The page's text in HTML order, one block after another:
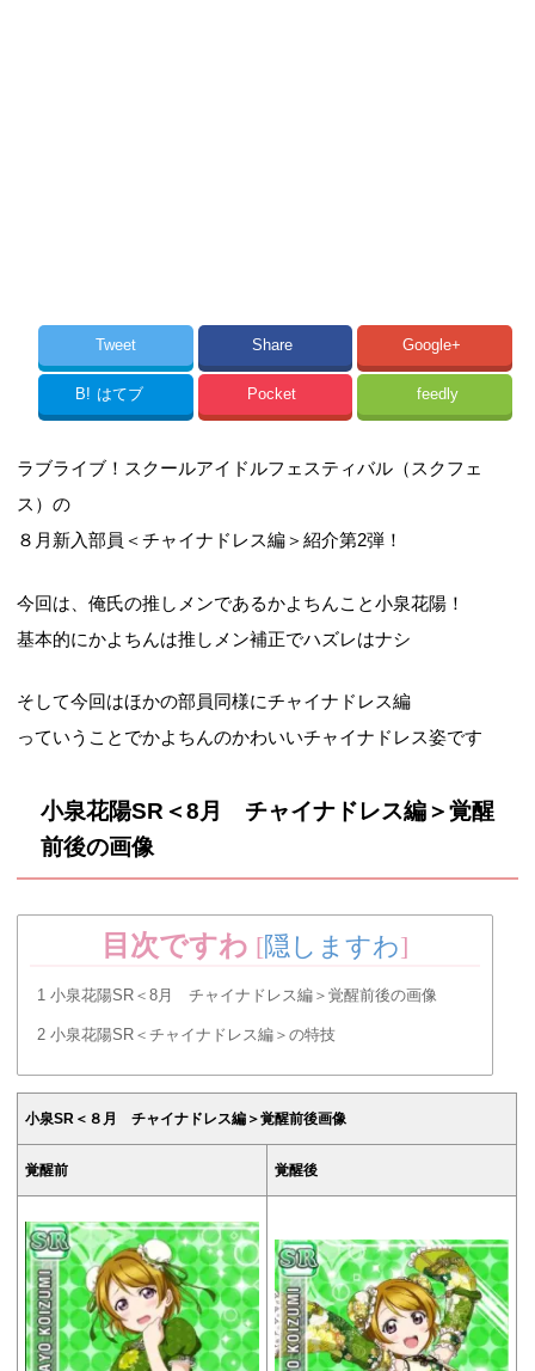
Tweet Share Google+
B! はてブ Pocket feedly
ラブライブ！スクールアイドルフェスティバル（スクフェ
ス）の
８月新入部員＜チャイナドレス編＞紹介第2弾！
今回は、俺氏の推しメンであるかよちんこと小泉花陽！
基本的にかよちんは推しメン補正でハズレはナシ
そして今回はほかの部員同様にチャイナドレス編
っていうことでかよちんのかわいいチャイナドレス姿です
小泉花陽SR＜8月 チャイナドレス編＞覚醒
前後の画像
目次ですわ [隠しますわ]
1 小泉花陽SR＜8月 チャイナドレス編＞覚醒前後の画像
2 小泉花陽SR＜チャイナドレス編＞の特技
小泉SR＜８月 チャイナドレス編＞覚醒前後画像
覚醒前 覚醒後